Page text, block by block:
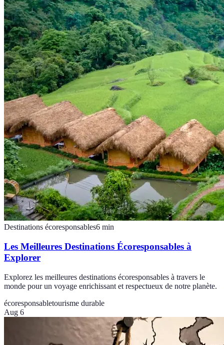
Destinations écoresponsables6 min
Les Meilleures Destinations Écoresponsables à
Explorer
Explorez les meilleures destinations écoresponsables à travers le
monde pour un voyage enrichissant et respectueux de notre planète.
écoresponsabletourisme durable
Aug 6